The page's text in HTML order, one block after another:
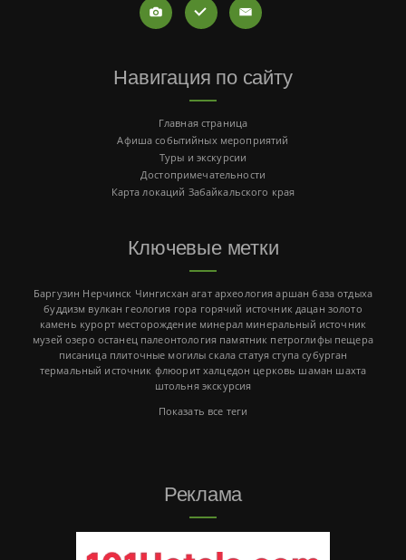
Навигация по сайту
Главная страница
Афиша событийных мероприятий
Туры и экскурсии
Достопримечательности
Карта локаций Забайкальского края
Ключевые метки
Баргузин Нерчинск Чингисхан агат археология аршан база отдыха
буддизм вулкан геология гора горячий источник дацан золото
камень курорт месторождение минерал минеральный источник
музей озеро останец палеонтология памятник петроглифы пещера
писаница плиточные могилы скала статуя ступа субурган
термальный источник флюорит халцедон церковь шаман шахта
штольня экскурсия
Показать все теги
Реклама